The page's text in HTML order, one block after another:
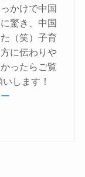
かけで中国
驚き、中国
（笑）子育
に伝わりや
ったらご覧
します！